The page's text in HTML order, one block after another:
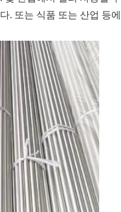
. 또는 식품 또는 산업 등에